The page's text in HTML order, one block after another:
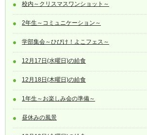
校内～クリスマスワンショット～
2年生～コミュニケーション～
学部集会～ひびけ！よこフェス～
12月17日(水曜日)の給食
12月18日(木曜日)の給食
1年生～お楽しみ会の準備～
昼休みの風景